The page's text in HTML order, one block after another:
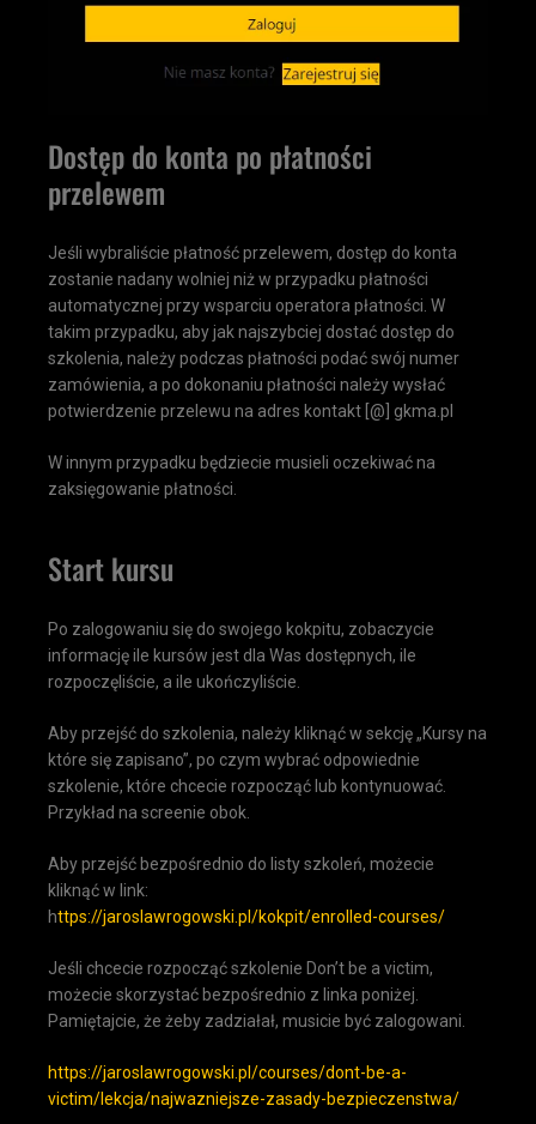
Dostęp do konta po płatności
przelewem
Jeśli wybraliście płatność przelewem, dostęp do konta
zostanie nadany wolniej niż w przypadku płatności
automatycznej przy wsparciu operatora płatności. W
takim przypadku, aby jak najszybciej dostać dostęp do
szkolenia, należy podczas płatności podać swój numer
zamówienia, a po dokonaniu płatności należy wysłać
potwierdzenie przelewu na adres kontakt [@] gkma.pl
W innym przypadku będziecie musieli oczekiwać na
zaksięgowanie płatności.
Start kursu
Po zalogowaniu się do swojego kokpitu, zobaczycie
informację ile kursów jest dla Was dostępnych, ile
rozpoczęliście, a ile ukończyliście.
Aby przejść do szkolenia, należy kliknąć w sekcję „Kursy na
które się zapisano”, po czym wybrać odpowiednie
szkolenie, które chcecie rozpocząć lub kontynuować.
Przykład na screenie obok.
Aby przejść bezpośrednio do listy szkoleń, możecie
kliknąć w link:
https://jaroslawrogowski.pl/kokpit/enrolled-courses/
Jeśli chcecie rozpocząć szkolenie Don’t be a victim,
możecie skorzystać bezpośrednio z linka poniżej.
Pamiętajcie, że żeby zadziałał, musicie być zalogowani.
https://jaroslawrogowski.pl/courses/dont-be-a-
victim/lekcja/najwazniejsze-zasady-bezpieczenstwa/